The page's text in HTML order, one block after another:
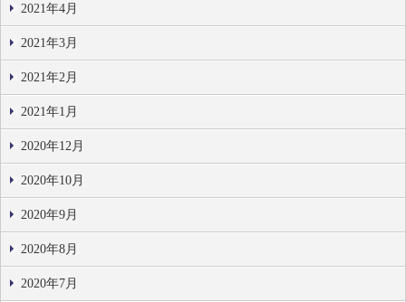
2021年4月
2021年3月
2021年2月
2021年1月
2020年12月
2020年10月
2020年9月
2020年8月
2020年7月